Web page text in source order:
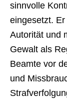
sinnvolle
eingesetzt.
Autorität und
Gewalt als
Beamte vor
und